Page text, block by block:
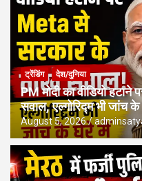
ट्रेंडिंग देश/दुनिया
PM मोदी का वीडियो
सवाल, एल्गोरिद्म भी जांच
August 5, 2026